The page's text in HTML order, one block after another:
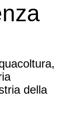
della